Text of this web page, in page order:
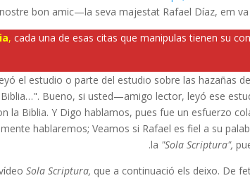
bon amic—la seva majestat Rafael Díaz, em
, cada una de esas citas que manipulas tienen su
el estudio o parte del estudio sobre las hazañas
Bueno, si usted—amigo lector, leyó ese
la Biblia. Y Digo hablamos, pues fue un esfuerzo
hablaremos; Veamos si Rafael es fiel a su
la "Sola Scriptura",
Sola Scriptura, que a continuació els deixo. De